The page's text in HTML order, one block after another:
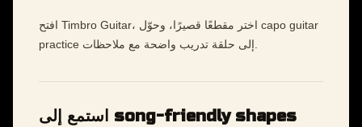
افتح Timbro Guitar، اختر مقطعًا قصيرًا، وحوّل capo guitar
استمع إلى song-friendly shapes